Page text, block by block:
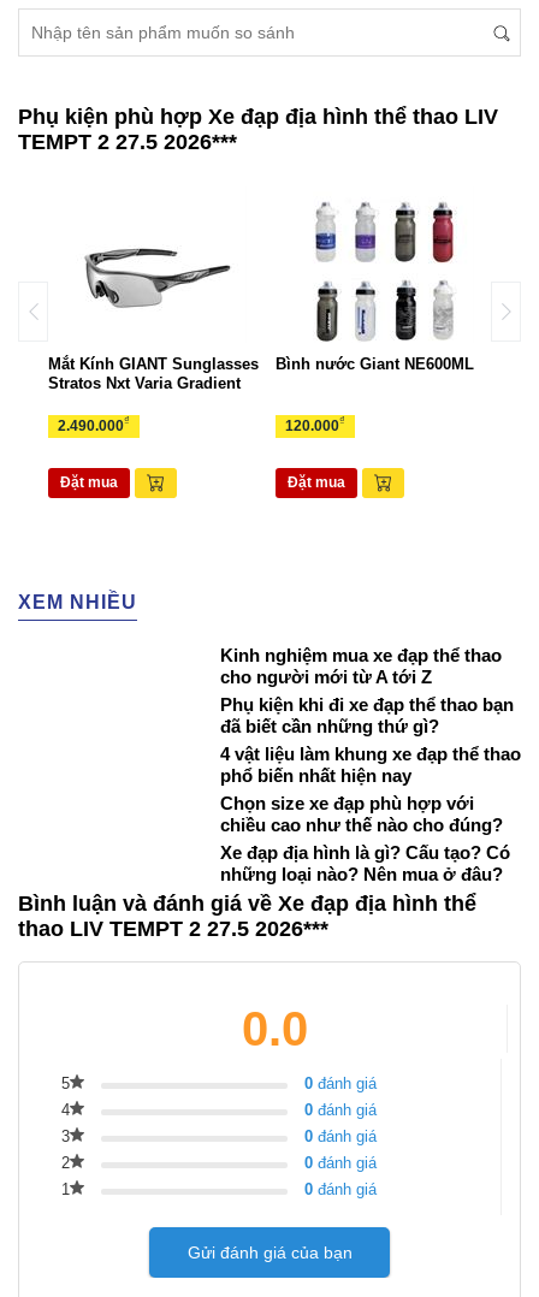
Phụ kiện phù hợp Xe đạp địa hình thể thao LIV
TEMPT 2 27.5 2026***
Mắt Kính GIANT Sunglasses
Stratos Nxt Varia Gradient
2.490.000₫
Đặt mua
Bình nước Giant NE600ML
120.000₫
Đặt mua
XEM NHIỀU
Kinh nghiệm mua xe đạp thể thao
cho người mới từ A tới Z
Phụ kiện khi đi xe đạp thể thao bạn
đã biết cần những thứ gì?
4 vật liệu làm khung xe đạp thể thao
phổ biến nhất hiện nay
Chọn size xe đạp phù hợp với
chiều cao như thế nào cho đúng?
Xe đạp địa hình là gì? Cấu tạo? Có
những loại nào? Nên mua ở đâu?
Bình luận và đánh giá về Xe đạp địa hình thể
thao LIV TEMPT 2 27.5 2026***
0.0
5 0 đánh giá
4
0 đánh giá
3
0 đánh giá
2
0 đánh giá
1
0 đánh giá
Gửi đánh giá của bạn